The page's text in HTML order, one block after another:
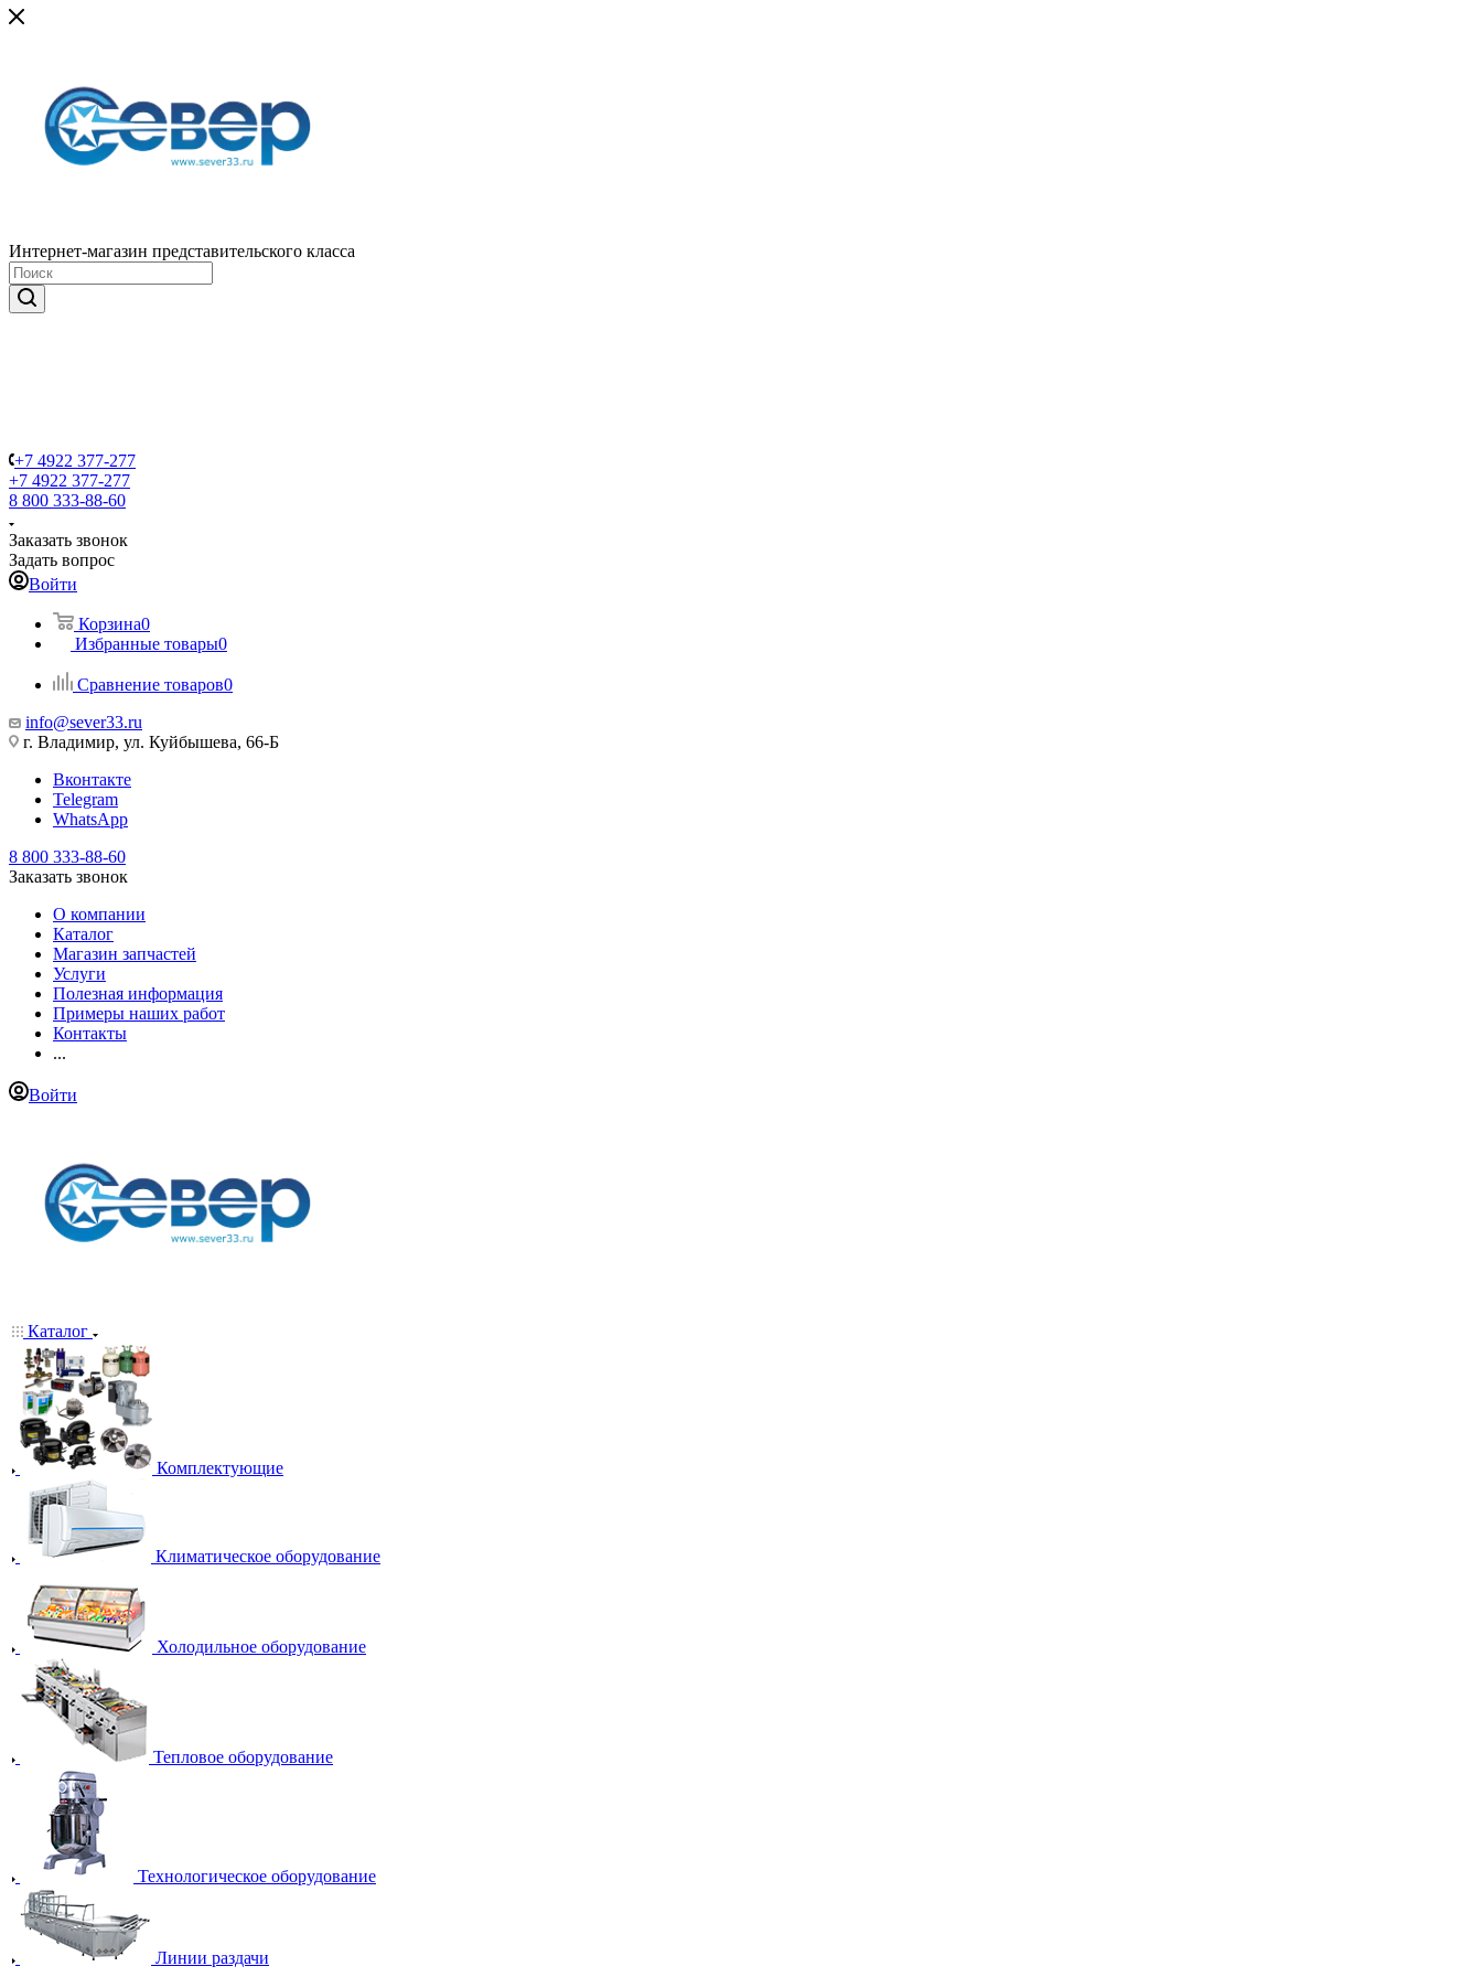
Интернет-магазин представительского класса
+7 4922 377-277
+7 4922 377-277
8 800 333-88-60
Заказать звонок
Задать вопрос
Войти
Корзина0
Избранные товары0
Сравнение товаров0
info@sever33.ru
г. Владимир, ул. Куйбышева, 66-Б
Вконтакте
Telegram
WhatsApp
8 800 333-88-60
Заказать звонок
О компании
Каталог
Магазин запчастей
Услуги
Полезная информация
Примеры наших работ
Контакты
...
Войти
Каталог
Комплектующие
Климатическое оборудование
Холодильное оборудование
Тепловое оборудование
Технологическое оборудование
Линии раздачи